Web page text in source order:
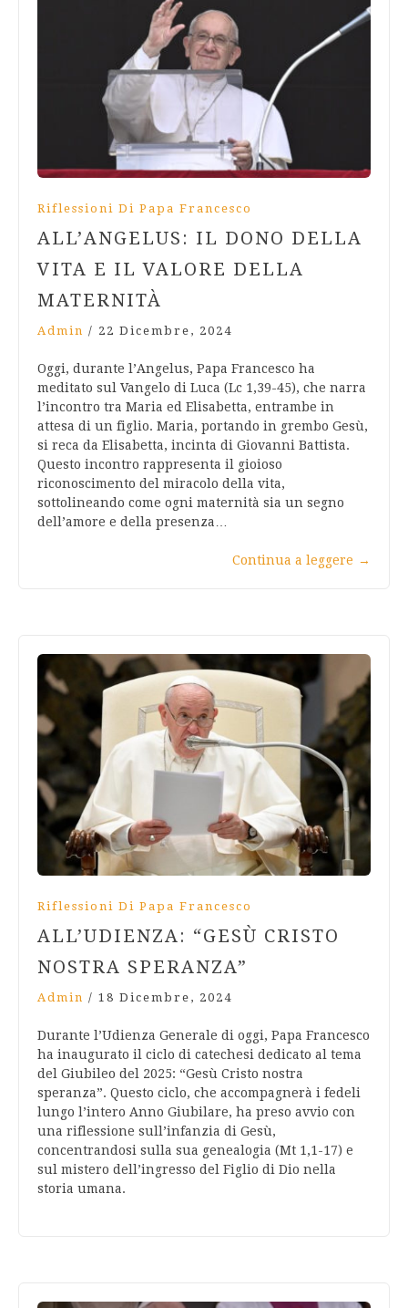
Riflessioni Di Papa Francesco
ALL’ANGELUS: IL DONO DELLA
VITA E IL VALORE DELLA
MATERNITÀ
Admin / 22 Dicembre, 2024
Oggi, durante l’Angelus, Papa Francesco ha
meditato sul Vangelo di Luca (Lc 1,39-45), che narra
l’incontro tra Maria ed Elisabetta, entrambe in
attesa di un figlio. Maria, portando in grembo Gesù,
si reca da Elisabetta, incinta di Giovanni Battista.
Questo incontro rappresenta il gioioso
riconoscimento del miracolo della vita,
sottolineando come ogni maternità sia un segno
dell’amore e della presenza…
Continua a leggere →
Riflessioni Di Papa Francesco
ALL’UDIENZA: “GESÙ CRISTO
NOSTRA SPERANZA”
Admin / 18 Dicembre, 2024
Durante l’Udienza Generale di oggi, Papa Francesco
ha inaugurato il ciclo di catechesi dedicato al tema
del Giubileo del 2025: “Gesù Cristo nostra
speranza”. Questo ciclo, che accompagnerà i fedeli
lungo l’intero Anno Giubilare, ha preso avvio con
una riflessione sull’infanzia di Gesù,
concentrandosi sulla sua genealogia (Mt 1,1-17) e
sul mistero dell’ingresso del Figlio di Dio nella
storia umana.